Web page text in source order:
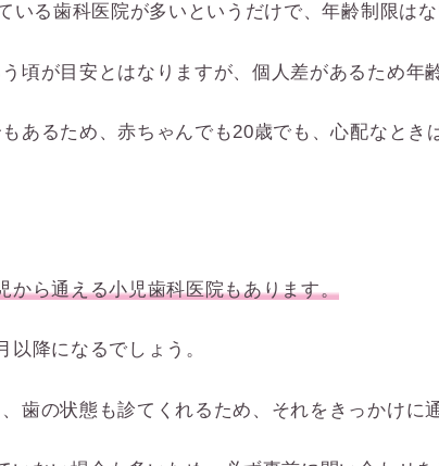
る歯科医院が多いというだけで、年齢制限はな
頃が目安とはなりますが、個人差があるため年
あるため、赤ちゃんでも20歳でも、心配なとき
から通える小児歯科医院もあります。
降になるでしょう。
歯の状態も診てくれるため、それをきっかけに